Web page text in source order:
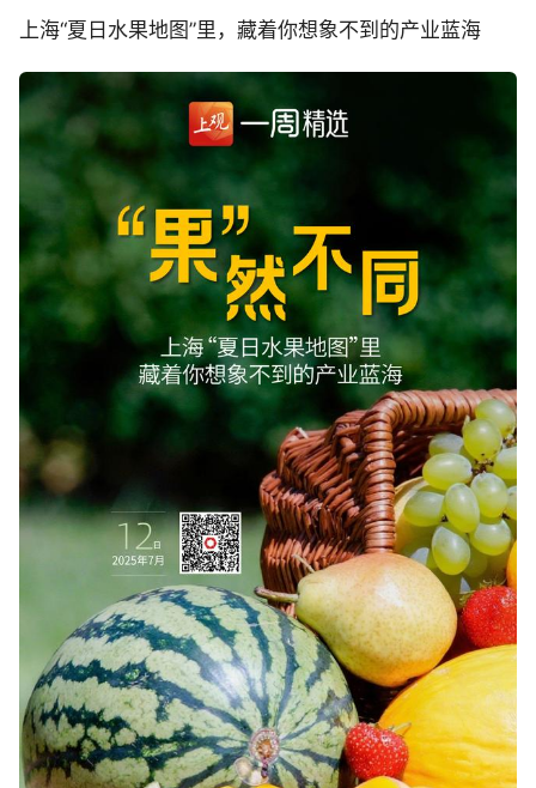
上海“夏日水果地图”里，藏着你想象不到的产业蓝海